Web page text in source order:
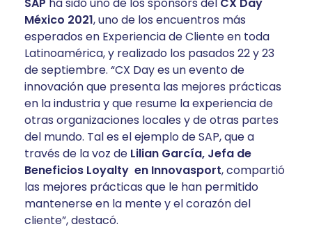
México 2021, uno de los encuentros más
esperados en Experiencia de Cliente en toda
Latinoamérica, y realizado los pasados 22 y 23
de septiembre. “CX Day es un evento de
innovación que presenta las mejores prácticas
en la industria y que resume la experiencia de
otras organizaciones locales y de otras partes
del mundo. Tal es el ejemplo de SAP, que a
través de la voz de Lilian García, Jefa de
Beneficios Loyalty en Innovasport, compartió
las mejores prácticas que le han permitido
mantenerse en la mente y el corazón del
cliente”, destacó.